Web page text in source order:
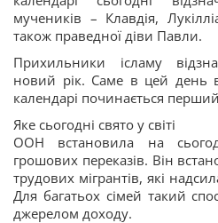
мучеників – Клавдія,
також праведної діви Павли.
Прихильники ісламу
новий рік. Саме в цей день
календарі починається
Яке сьогодні свято у світі
ООН встановила на
грошових переказів. Він
трудових мігрантів, які
Для багатьох сімей такий
джерелом доходу.